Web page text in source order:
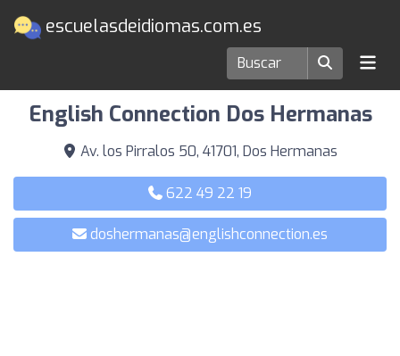
escuelasdeidiomas.com.es
Escuelas de idiomas en Dos Hermanas
English Connection Dos Hermanas
Av. los Pirralos 50, 41701, Dos Hermanas
622 49 22 19
doshermanas@englishconnection.es